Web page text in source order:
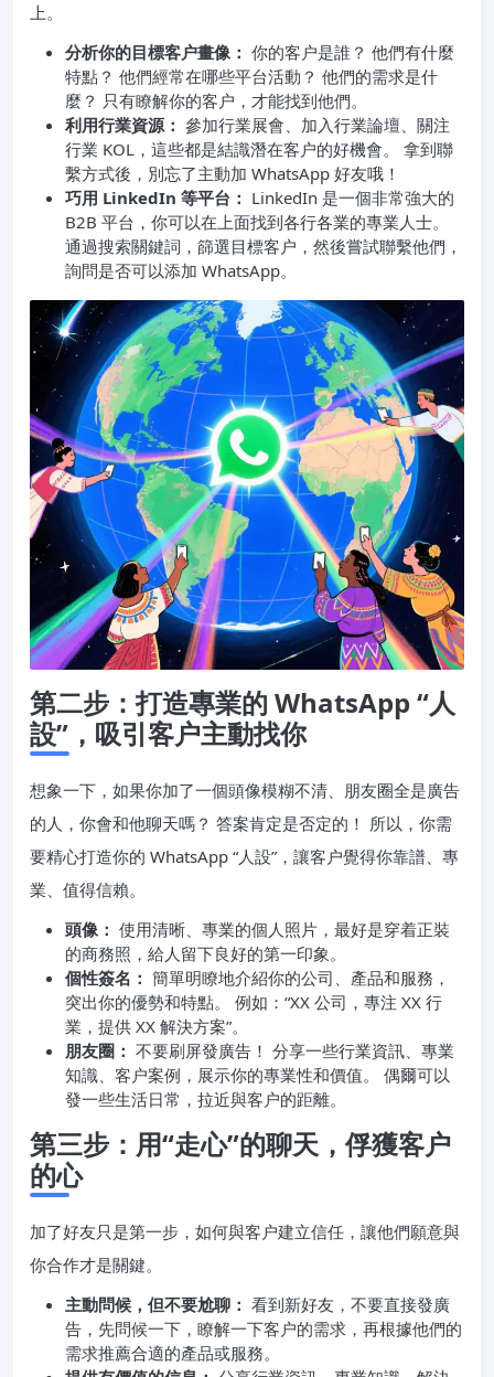
上。
分析你的目標客户畫像： 你的客户是誰？ 他們有什麼
特點？ 他們經常在哪些平台活動？ 他們的需求是什
麼？ 只有瞭解你的客户，才能找到他們。
利用行業資源： 參加行業展會、加入行業論壇、關注
行業 KOL，這些都是結識潛在客户的好機會。 拿到聯
繫方式後，別忘了主動加 WhatsApp 好友哦！
巧用 LinkedIn 等平台： LinkedIn 是一個非常強大的
B2B 平台，你可以在上面找到各行各業的專業人士。
通過搜索關鍵詞，篩選目標客户，然後嘗試聯繫他們，
詢問是否可以添加 WhatsApp。
第二步：打造專業的 WhatsApp “人
設”，吸引客户主動找你
想象一下，如果你加了一個頭像模糊不清、朋友圈全是廣告
的人，你會和他聊天嗎？ 答案肯定是否定的！ 所以，你需
要精心打造你的 WhatsApp “人設”，讓客户覺得你靠譜、專
業、值得信賴。
頭像： 使用清晰、專業的個人照片，最好是穿着正裝
的商務照，給人留下良好的第一印象。
個性簽名： 簡單明瞭地介紹你的公司、產品和服務，
突出你的優勢和特點。 例如：“XX 公司，專注 XX 行
業，提供 XX 解決方案”。
朋友圈： 不要刷屏發廣告！ 分享一些行業資訊、專業
知識、客户案例，展示你的專業性和價值。 偶爾可以
發一些生活日常，拉近與客户的距離。
第三步：用“走心”的聊天，俘獲客户
的心
加了好友只是第一步，如何與客户建立信任，讓他們願意與
你合作才是關鍵。
主動問候，但不要尬聊： 看到新好友，不要直接發廣
告，先問候一下，瞭解一下客户的需求，再根據他們的
需求推薦合適的產品或服務。